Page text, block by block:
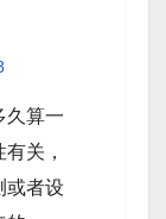
久算一
关，
或者设